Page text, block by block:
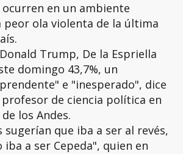
ocurren en un ambiente
peor ola violenta de la última
Trump, De la Espriella
domingo 43,7%, un
e "inesperado", dice
de ciencia política en
los Andes.
sugerían que iba a ser al revés,
a ser Cepeda", quien en